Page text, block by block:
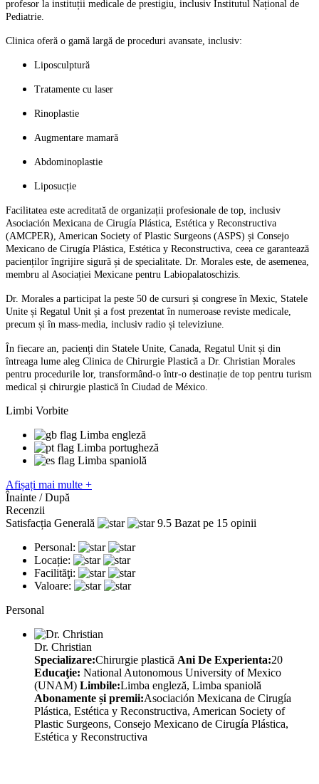
profesor la instituții medicale de prestigiu, inclusiv Institutul Național de
Pediatrie.
Clinica oferă o gamă largă de proceduri avansate, inclusiv:
Liposculptură
Tratamente cu laser
Rinoplastie
Augmentare mamară
Abdominoplastie
Liposucție
Facilitatea este acreditată de organizații profesionale de top, inclusiv
Asociación Mexicana de Cirugía Plástica, Estética y Reconstructiva
(AMCPER), American Society of Plastic Surgeons (ASPS) și Consejo
Mexicano de Cirugía Plástica, Estética y Reconstructiva, ceea ce garantează
pacienților îngrijire sigură și de specialitate. Dr. Morales este, de asemenea,
membru al Asociației Mexicane pentru Labiopalatoschizis.
Dr. Morales a participat la peste 50 de cursuri și congrese în Mexic, Statele
Unite și Regatul Unit și a fost prezentat în numeroase reviste medicale,
precum și în mass-media, inclusiv radio și televiziune.
În fiecare an, pacienți din Statele Unite, Canada, Regatul Unit și din
întreaga lume aleg Clinica de Chirurgie Plastică a Dr. Christian Morales
pentru procedurile lor, transformând-o într-o destinație de top pentru turism
medical și chirurgie plastică în Ciudad de México.
Limbi Vorbite
Limba engleză
Limba portugheză
Limba spaniolă
Afișați mai multe +
Înainte / După
Recenzii
Satisfacția Generală
9.5 Bazat pe 15 opinii
Personal:
Locație:
Facilităţi:
Valoare:
Personal
Dr. Christian
Specializare:Chirurgie plastică Ani De Experienta:20
Educaţie: National Autonomous University of Mexico
(UNAM) Limbile:Limba engleză, Limba spaniolă
Abonamente și premii:Asociación Mexicana de Cirugía
Plástica, Estética y Reconstructiva, American Society of
Plastic Surgeons, Consejo Mexicano de Cirugía Plástica,
Estética y Reconstructiva